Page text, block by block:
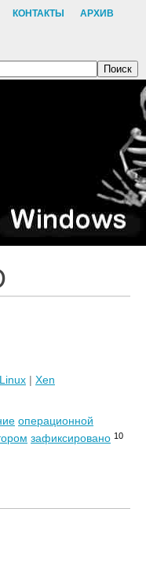
КОНТАКТЫ АРХИВ
Поиск
Linux | Xen
операционной
зафиксировано 10